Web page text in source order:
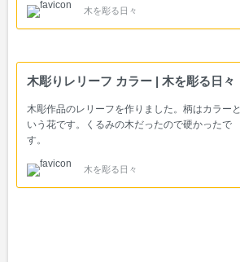
木を彫る日々
木彫りレリーフ カラー | 木を彫る日々
木彫作品のレリーフを作りました。柄はカラーと
いう花です。くるみの木だったので硬かったで
す。
木を彫る日々